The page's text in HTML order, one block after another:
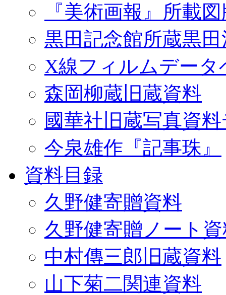
『美術画報』所載
黒田記念館所蔵黒
X線フィルムデータ
森岡柳蔵旧蔵資料
國華社旧蔵写真資
今泉雄作『記事珠』
資料目録
久野健寄贈資料
久野健寄贈ノート
中村傳三郎旧蔵資料
山下菊二関連資料